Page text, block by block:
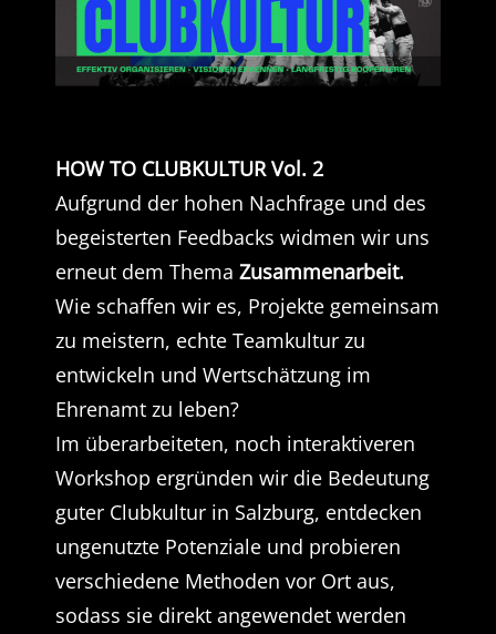
HOW TO CLUBKULTUR Vol. 2
Aufgrund der hohen Nachfrage und des
begeisterten Feedbacks widmen wir uns
erneut dem Thema Zusammenarbeit.
Wie schaffen wir es, Projekte gemeinsam
zu meistern, echte Teamkultur zu
entwickeln und Wertschätzung im
Ehrenamt zu leben?
Im überarbeiteten, noch interaktiveren
Workshop ergründen wir die Bedeutung
guter Clubkultur in Salzburg, entdecken
ungenutzte Potenziale und probieren
verschiedene Methoden vor Ort aus,
sodass sie direkt angewendet werden